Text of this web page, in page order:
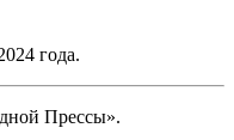
года.
Прессы».